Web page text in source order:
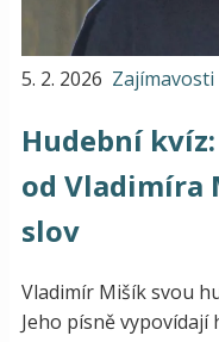
5. 2. 2026 Zajímavosti
Hudební
od Vladimíra
slov
Vladimír Mišík svou
Jeho písně